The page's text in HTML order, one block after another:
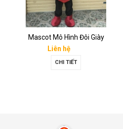
Mascot Mô Hình Đôi Giày
Liên hệ
CHI TIẾT